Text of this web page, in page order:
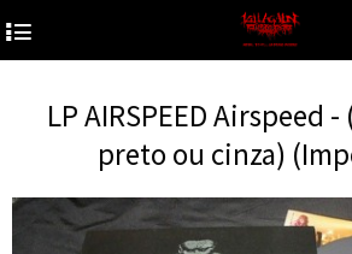
4
LP AIRSPEED Airspeed
preto ou cinza)